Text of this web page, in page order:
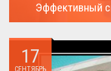
Эффективный
17
СЕНТЯБРЬ